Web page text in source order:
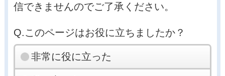
信できませんのでご了承ください。
Q.このページはお役に立ちましたか？
非常に役に立った